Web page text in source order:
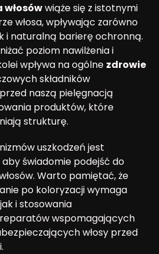
wiąże się z istotnymi
włosa, wpływając zarówno
i naturalną barierę ochronną.
poziom nawilżenia i
wpływa na ogólne zdrowie
składników
naszą pielęgnacją
produktów, które
strukturę.
uszkodzeń jest
świadomie podejść do
Warto pamiętać, że
po koloryzacji wymaga
i stosowania
wspomagających
włosy przed